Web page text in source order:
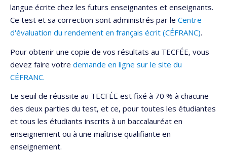
langue écrite chez les futurs enseignantes et enseignants.
Ce test et sa correction sont administrés par le Centre
d'évaluation du rendement en français écrit (CÉFRANC).
Pour obtenir une copie de vos résultats au TECFÉE, vous
devez faire votre demande en ligne sur le site du
CÉFRANC.
Le seuil de réussite au TECFÉE est fixé à 70 % à chacune
des deux parties du test, et ce, pour toutes les étudiantes
et tous les étudiants inscrits à un baccalauréat en
enseignement ou à une maîtrise qualifiante en
enseignement.